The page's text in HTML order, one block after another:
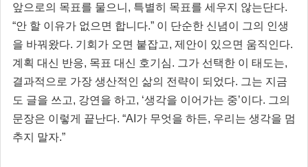
앞으로의 목표를 물으니, 특별히 목표를 세우지 않는단다.
“안 할 이유가 없으면 합니다.” 이 단순한 신념이 그의 인생
을 바꿔왔다. 기회가 오면 붙잡고, 제안이 있으면 움직인다.
계획 대신 반응, 목표 대신 호기심. 그가 선택한 이 태도는,
결과적으로 가장 생산적인 삶의 전략이 되었다. 그는 지금
도 글을 쓰고, 강연을 하고, ‘생각을 이어가는 중’이다. 그의
문장은 이렇게 끝난다. “AI가 무엇을 하든, 우리는 생각을 멈
추지 말자.”